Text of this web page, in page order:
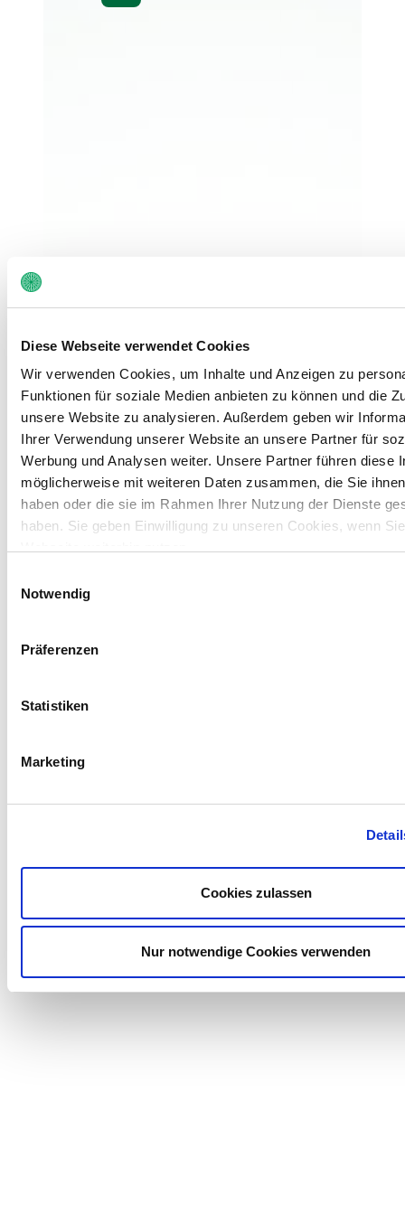
Diese Webseite verwendet Cookies
Wir verwenden Cookies, um Inhalte und Anzeigen zu
Funktionen für soziale Medien anbieten zu können und die
unsere Website zu analysieren. Außerdem geben wir
Ihrer Verwendung unserer Website an unsere Partner für
Werbung und Analysen weiter. Unsere Partner führen diese
möglicherweise mit weiteren Daten zusammen, die Sie
haben oder die sie im Rahmen Ihrer Nutzung der Dienste
haben. Sie geben Einwilligung zu unseren Cookies, wenn
Notwendig
Präferenzen
Statistiken
Marketing
Cookies zulassen
Nur notwendige Cookies verwenden